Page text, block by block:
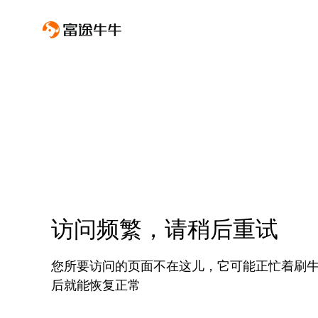
访问频繁，请稍后重试
您所要访问的页面不在这儿，它可能正忙着刷
后就能恢复正常